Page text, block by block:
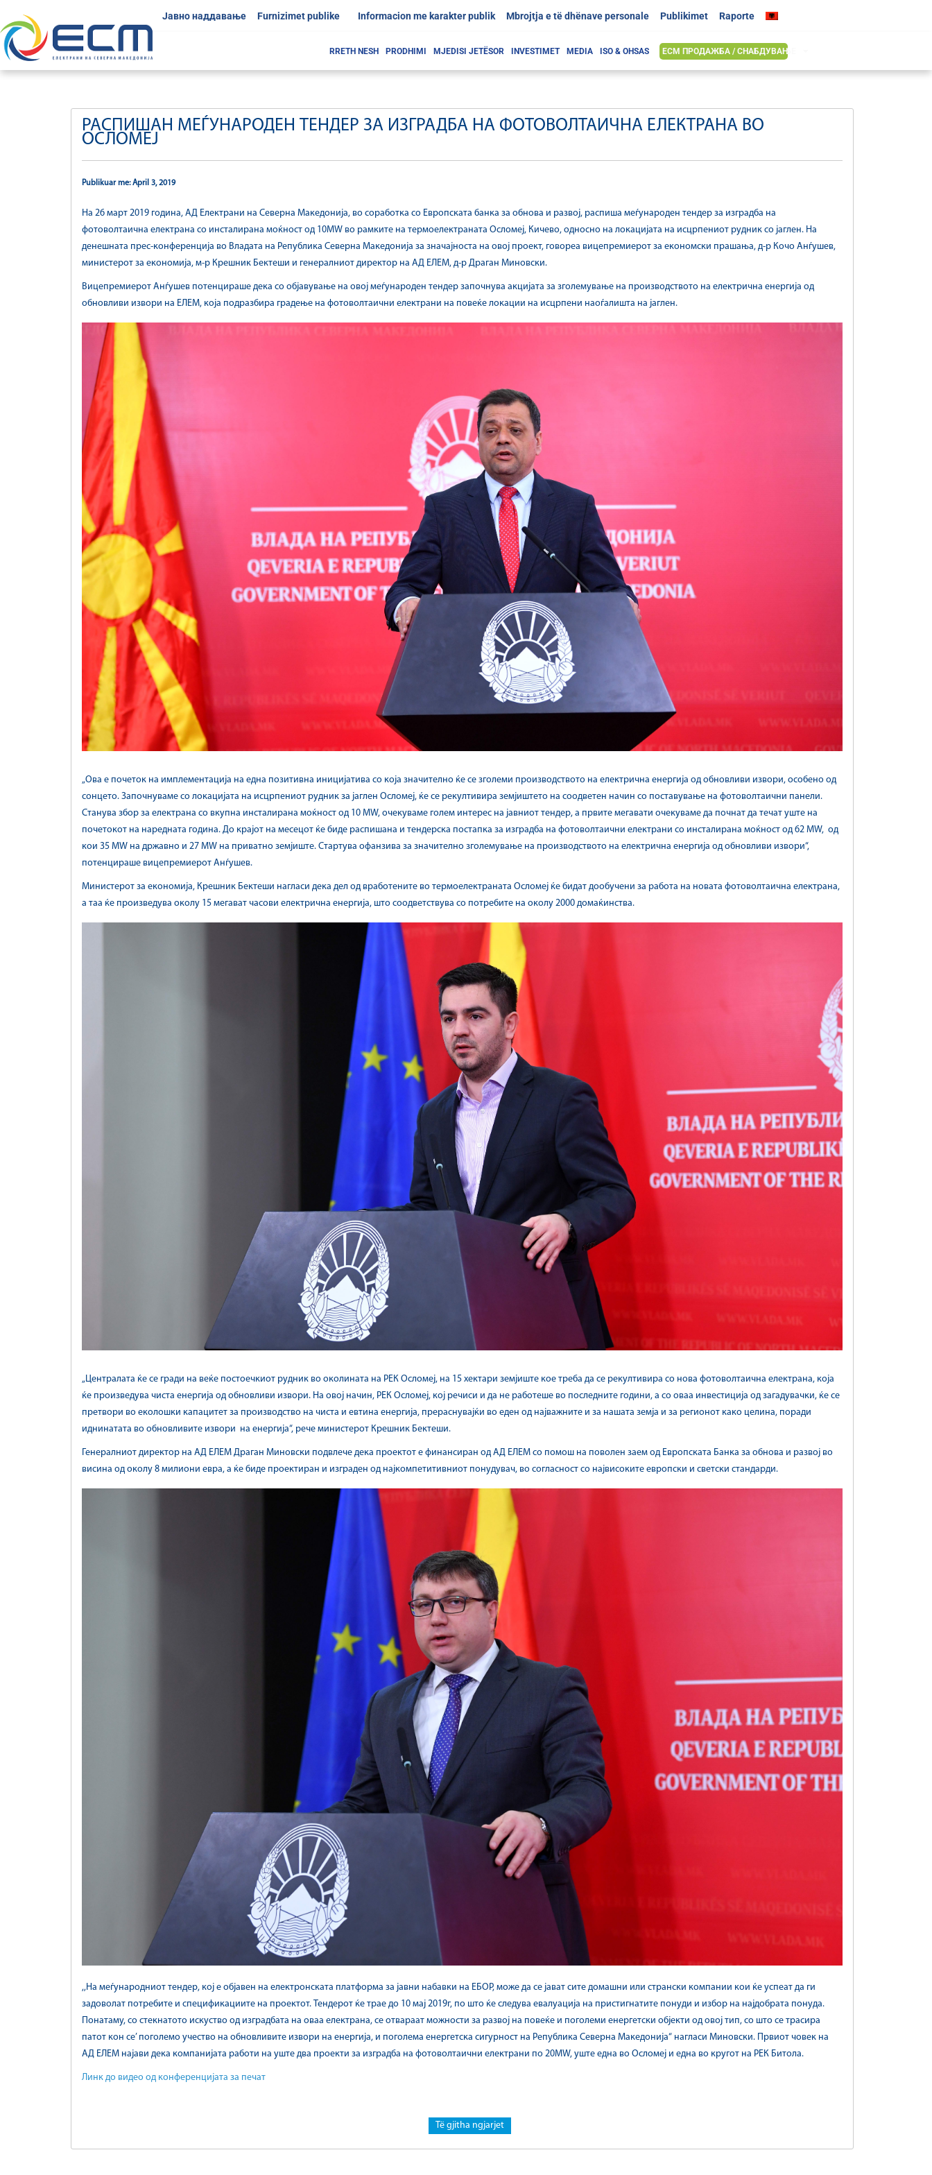
Јавно наддавање Furnizimet publike Informacion me karakter publik Mbrojtja e të dhënave personale Publikimet Raporte
RRETH NESH PRODHIMI MJEDISI JETËSOR INVESTIMET MEDIA ISO & OHSAS ЕСМ ПРОДАЖБА / СНАБДУВАЊЕ
РАСПИШАН МЕЃУНАРОДЕН ТЕНДЕР ЗА ИЗГРАДБА НА ФОТОВОЛТАИЧНА ЕЛЕКТРАНА ВО
ОСЛОМЕЈ
Publikuar me: April 3, 2019
На 26 март 2019 година, АД Електрани на Северна Македонија, во соработка со Европската банка за обнова и развој, распиша меѓународен тендер за изградба на
фотоволтаична електрана со инсталирана моќност од 10MW во рамките на термоелектраната Осломеј, Кичево, односно на локацијата на исцрпениот рудник со јаглен. На
денешната прес-конференција во Владата на Република Северна Македонија за значајноста на овој проект, говореа вицепремиерот за економски прашања, д-р Кочо Анѓушев,
министерот за економија, м-р Крешник Бектеши и генералниот директор на АД ЕЛЕМ, д-р Драган Миновски.
Вицепремиерот Анѓушев потенцираше дека со објавување на овој меѓународен тендер започнува акцијата за зголемување на производството на електрична енергија од
обновливи извори на ЕЛЕМ, која подразбира градење на фотоволтаични електрани на повеќе локации на исцрпени наоѓалишта на јаглен.
„Ова е почеток на имплементација на една позитивна иницијатива со која значително ќе се зголеми производството на електрична енергија од обновливи извори, особено од
сонцето. Започнуваме со локацијата на исцрпениот рудник за јаглен Осломеј, ќе се рекултивира земјиштето на соодветен начин со поставување на фотоволтаични панели.
Станува збор за електрана со вкупна инсталирана моќност од 10 MW, очекуваме голем интерес на јавниот тендер, а првите мегавати очекуваме да почнат да течат уште на
почетокот на наредната година. До крајот на месецот ќе биде распишана и тендерска постапка за изградба на фотоволтаични електрани со инсталирана моќност од 62 MW, од
кои 35 MW на државно и 27 MW на приватно земјиште. Стартува офанзива за значително зголемување на производството на електрична енергија од обновливи извори“,
потенцираше вицепремиерот Анѓушев.
Министерот за економија, Крешник Бектеши нагласи дека дел од вработените во термоелектраната Осломеј ќе бидат дообучени за работа на новата фотоволтаична електрана,
а таа ќе произведува околу 15 мегават часови електрична енергија, што соодветствува со потребите на околу 2000 домаќинства.
„Централата ќе се гради на веќе постоечкиот рудник во околината на РЕК Осломеј, на 15 хектари земјиште кое треба да се рекултивира со нова фотоволтаична електрана, која
ќе произведува чиста енергија од обновливи извори. На овој начин, РЕК Осломеј, кој речиси и да не работеше во последните години, а со оваа инвестиција од загадувачки, ќе се
претвори во еколошки капацитет за производство на чиста и евтина енергија, прераснувајќи во еден од најважните и за нашата земја и за регионот како целина, поради
иднинатата во обновливите извори на енергија“, рече министерот Крешник Бектеши.
Генералниот директор на АД ЕЛЕМ Драган Миновски подвлече дека проектот е финансиран од АД ЕЛЕМ со помош на поволен заем од Европската Банка за обнова и развој во
висина од околу 8 милиони евра, а ќе биде проектиран и изграден од најкомпетитивниот понудувач, во согласност со највисоките европски и светски стандарди.
,,На меѓународниот тендер, кој е објавен на електронската платформа за јавни набавки на ЕБОР, може да се јават сите домашни или странски компании кои ќе успеат да ги
задоволат потребите и спецификациите на проектот. Тендерот ќе трае до 10 мај 2019г, по што ќе следува евалуација на пристигнатите понуди и избор на најдобрата понуда.
Понатаму, со стекнатото искуство од изградбата на оваа електрана, се отвараат можности за развој на повеќе и поголеми енергетски објекти од овој тип, со што се трасира
патот кон се’ поголемо учество на обновливите извори на енергија, и поголема енергетска сигурност на Република Северна Македонија“ нагласи Миновски. Првиот човек на
АД ЕЛЕМ најави дека компанијата работи на уште два проекти за изградба на фотоволтаични електрани по 20MW, уште една во Осломеј и една во кругот на РЕК Битола.
Линк до видео од конференцијата за печат
Të gjitha ngjarjet